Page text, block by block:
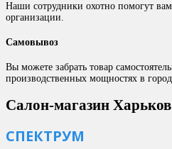
Наши сотрудники охотно помогут
организации.
Самовывоз
Вы можете забрать товар
производственных мощностях в
Салон-магазин Харьков
СПЕКТРУМ